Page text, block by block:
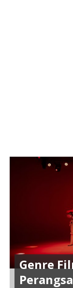
Genre